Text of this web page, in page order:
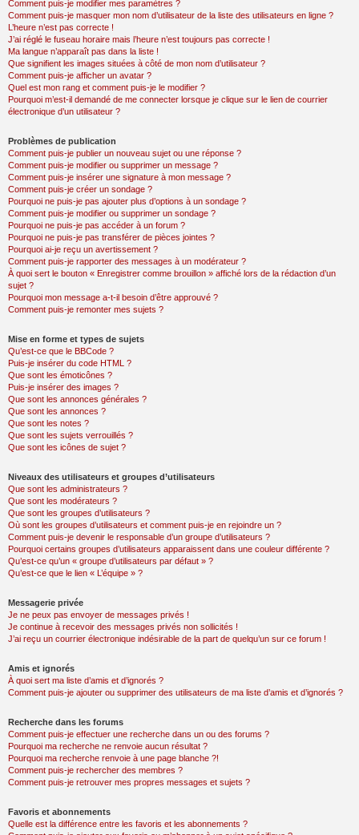
Comment puis-je modifier mes paramètres ?
Comment puis-je masquer mon nom d’utilisateur de la liste des utilisateurs en ligne ?
L’heure n’est pas correcte !
J’ai réglé le fuseau horaire mais l’heure n’est toujours pas correcte !
Ma langue n’apparaît pas dans la liste !
Que signifient les images situées à côté de mon nom d’utilisateur ?
Comment puis-je afficher un avatar ?
Quel est mon rang et comment puis-je le modifier ?
Pourquoi m’est-il demandé de me connecter lorsque je clique sur le lien de courrier
électronique d’un utilisateur ?
Problèmes de publication
Comment puis-je publier un nouveau sujet ou une réponse ?
Comment puis-je modifier ou supprimer un message ?
Comment puis-je insérer une signature à mon message ?
Comment puis-je créer un sondage ?
Pourquoi ne puis-je pas ajouter plus d’options à un sondage ?
Comment puis-je modifier ou supprimer un sondage ?
Pourquoi ne puis-je pas accéder à un forum ?
Pourquoi ne puis-je pas transférer de pièces jointes ?
Pourquoi ai-je reçu un avertissement ?
Comment puis-je rapporter des messages à un modérateur ?
À quoi sert le bouton « Enregistrer comme brouillon » affiché lors de la rédaction d’un
sujet ?
Pourquoi mon message a-t-il besoin d’être approuvé ?
Comment puis-je remonter mes sujets ?
Mise en forme et types de sujets
Qu’est-ce que le BBCode ?
Puis-je insérer du code HTML ?
Que sont les émoticônes ?
Puis-je insérer des images ?
Que sont les annonces générales ?
Que sont les annonces ?
Que sont les notes ?
Que sont les sujets verrouillés ?
Que sont les icônes de sujet ?
Niveaux des utilisateurs et groupes d’utilisateurs
Que sont les administrateurs ?
Que sont les modérateurs ?
Que sont les groupes d’utilisateurs ?
Où sont les groupes d’utilisateurs et comment puis-je en rejoindre un ?
Comment puis-je devenir le responsable d’un groupe d’utilisateurs ?
Pourquoi certains groupes d’utilisateurs apparaissent dans une couleur différente ?
Qu’est-ce qu’un « groupe d’utilisateurs par défaut » ?
Qu’est-ce que le lien « L’équipe » ?
Messagerie privée
Je ne peux pas envoyer de messages privés !
Je continue à recevoir des messages privés non sollicités !
J’ai reçu un courrier électronique indésirable de la part de quelqu’un sur ce forum !
Amis et ignorés
À quoi sert ma liste d’amis et d’ignorés ?
Comment puis-je ajouter ou supprimer des utilisateurs de ma liste d’amis et d’ignorés ?
Recherche dans les forums
Comment puis-je effectuer une recherche dans un ou des forums ?
Pourquoi ma recherche ne renvoie aucun résultat ?
Pourquoi ma recherche renvoie à une page blanche ?!
Comment puis-je rechercher des membres ?
Comment puis-je retrouver mes propres messages et sujets ?
Favoris et abonnements
Quelle est la différence entre les favoris et les abonnements ?